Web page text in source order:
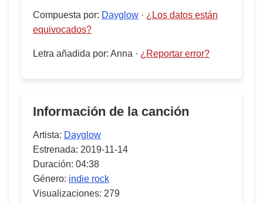
Compuesta por: Dayglow · ¿Los datos están
equivocados?
Letra añadida por: Anna · ¿Reportar error?
Información de la canción
Artista: Dayglow
Estrenada: 2019-11-14
Duración: 04:38
Género: indie rock
Visualizaciones: 279